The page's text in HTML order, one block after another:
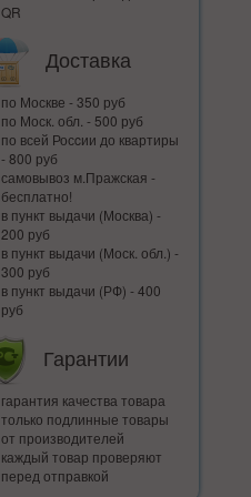
QR
Доставка
по Москве - 350 руб
по Моск. обл. - 500 руб
по всей Росcии до квартиры
- 800 руб
самовывоз м.Пражская -
бесплатно!
в пункт выдачи (Москва) -
200 руб
в пункт выдачи (Моск. обл.) -
300 руб
в пункт выдачи (РФ) - 400
руб
Гарантии
гарантия качества товара
только подлинные товары
от производителей
каждый товар проверяют
перед отправкой